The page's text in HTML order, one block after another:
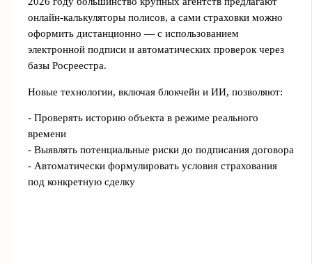
онлайн-калькуляторы полисов, а сами страховки можно
оформить дистанционно — с использованием
электронной подписи и автоматических проверок через
базы Росреестра.
Новые технологии, включая блокчейн и ИИ, позволяют:
- Проверять историю объекта в режиме реального
времени
- Выявлять потенциальные риски до подписания договора
- Автоматически формулировать условия страхования
под конкретную сделку